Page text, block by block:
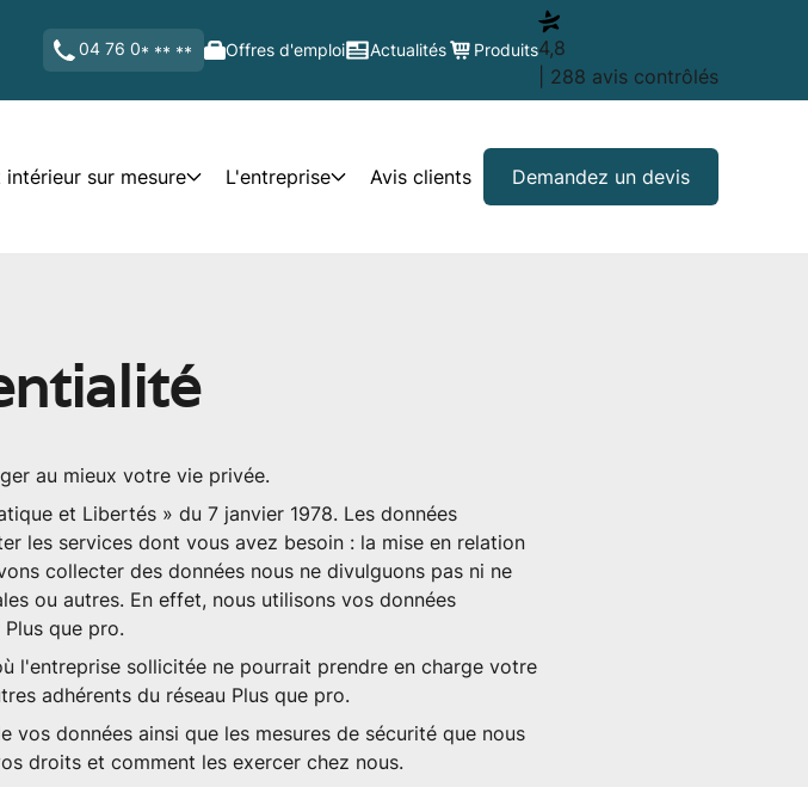
04 76 0* ** ** Offres d'emploi Actualités Produits4,8
| 288 avis contrôlés
intérieur sur mesure L'entreprise Avis clients Demandez un devis
au mieux votre vie privée.
et Libertés » du 7 janvier 1978. Les données
les services dont vous avez besoin : la mise en relation
collecter des données nous ne divulguons pas ni ne
ou autres. En effet, nous utilisons vos données
que pro.
l'entreprise sollicitée ne pourrait prendre en charge votre
adhérents du réseau Plus que pro.
vos données ainsi que les mesures de sécurité que nous
droits et comment les exercer chez nous.